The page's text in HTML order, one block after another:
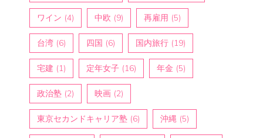
ワイン (4) 中欧 (9) 再雇用 (5)
台湾 (6) 四国 (6) 国内旅行 (19)
宅建 (1) 定年女子 (16) 年金 (5)
政治塾 (2) 映画 (2)
東京セカンドキャリア塾 (6) 沖縄 (5)